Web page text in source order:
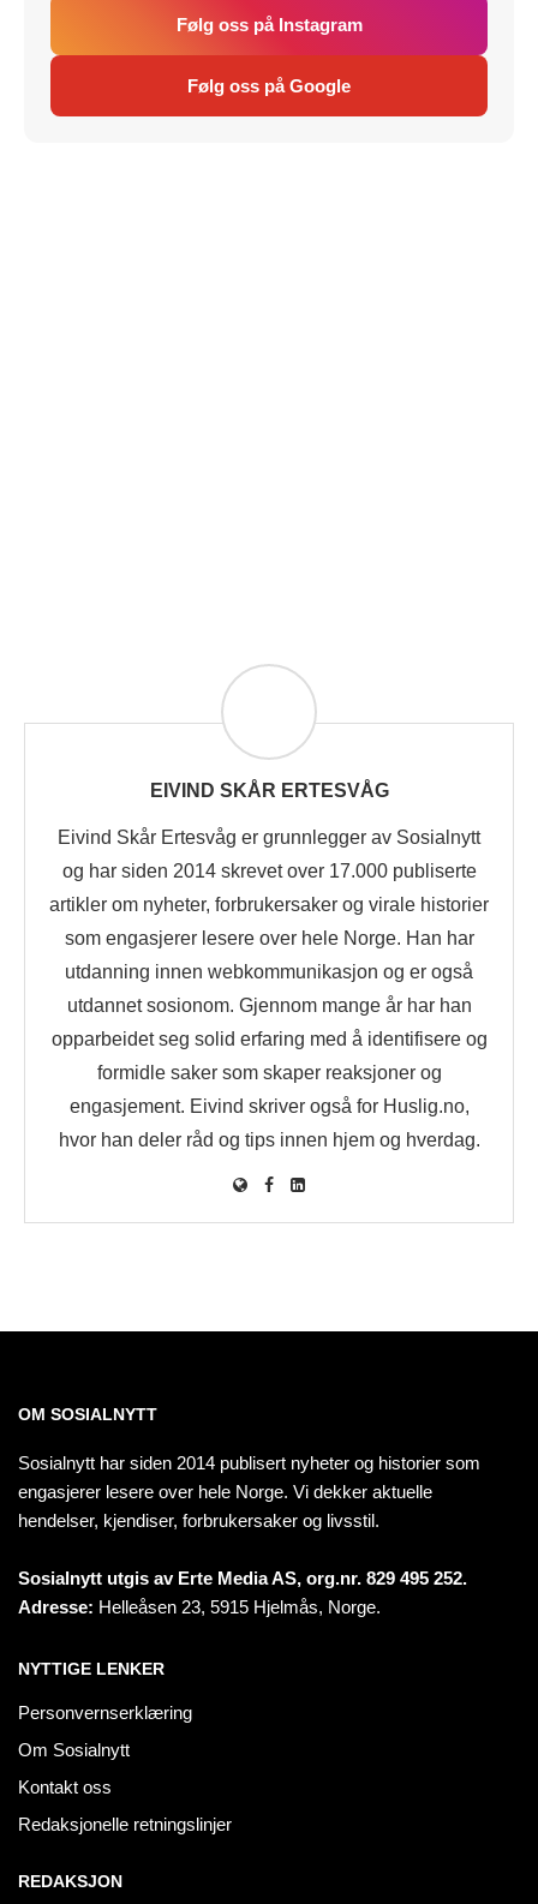
Følg oss på Instagram
Følg oss på Google
EIVIND SKÅR ERTESVÅG
Eivind Skår Ertesvåg er grunnlegger av Sosialnytt
og har siden 2014 skrevet over 17.000 publiserte
artikler om nyheter, forbrukersaker og virale historier
som engasjerer lesere over hele Norge. Han har
utdanning innen webkommunikasjon og er også
utdannet sosionom. Gjennom mange år har han
opparbeidet seg solid erfaring med å identifisere og
formidle saker som skaper reaksjoner og
engasjement. Eivind skriver også for Huslig.no,
hvor han deler råd og tips innen hjem og hverdag.
OM SOSIALNYTT
Sosialnytt har siden 2014 publisert nyheter og historier som
engasjerer lesere over hele Norge. Vi dekker aktuelle
hendelser, kjendiser, forbrukersaker og livsstil.
Sosialnytt utgis av Erte Media AS, org.nr. 829 495 252.
Adresse: Helleåsen 23, 5915 Hjelmås, Norge.
NYTTIGE LENKER
Personvernserklæring
Om Sosialnytt
Kontakt oss
Redaksjonelle retningslinjer
REDAKSJON